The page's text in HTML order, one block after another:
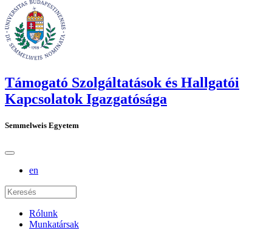
Támogató Szolgáltatások és Hallgatói
Kapcsolatok Igazgatósága
Semmelweis Egyetem
en
Rólunk
Munkatársak